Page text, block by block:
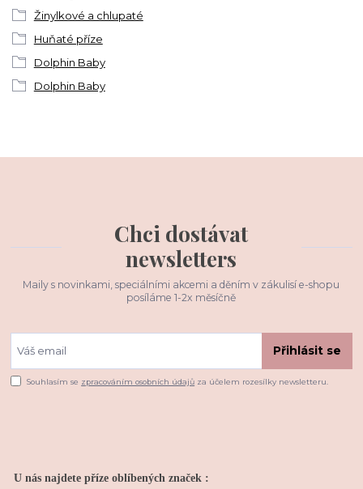
Žinylkové a chlupaté
Huňaté příze
Dolphin Baby
Dolphin Baby
Chci dostávat
newsletters
Maily s novinkami, speciálními akcemi a děním v zákulisí e-shopu
posíláme 1-2x měsíčně
Přihlásit se
Souhlasím se zpracováním osobních údajů za účelem rozesílky newsletteru.
U nás najdete příze oblíbených značek :